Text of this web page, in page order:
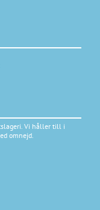
Vi håller till i
omnejd.